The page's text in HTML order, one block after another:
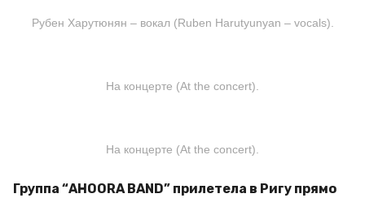
Рубен Харутюнян – вокал (Ruben Harutyunyan – vocals).
На концерте (At the concert).
На концерте (At the concert).
Группа “AHOORA BAND” прилетела в Ригу прямо